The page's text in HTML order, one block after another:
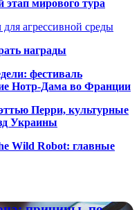
этап мирового тура
агрессивной среды
награды
фестиваль
Нотр-Дама во Франции
Перри, культурные
Украины
Wild Robot: главные